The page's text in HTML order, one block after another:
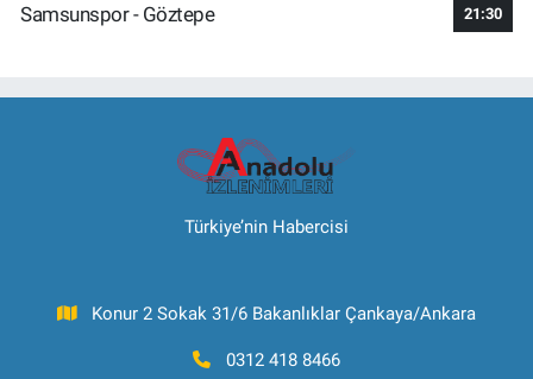
Samsunspor - Göztepe
21:30
Türkiye’nin Habercisi
Konur 2 Sokak 31/6 Bakanlıklar Çankaya/Ankara
0312 418 8466